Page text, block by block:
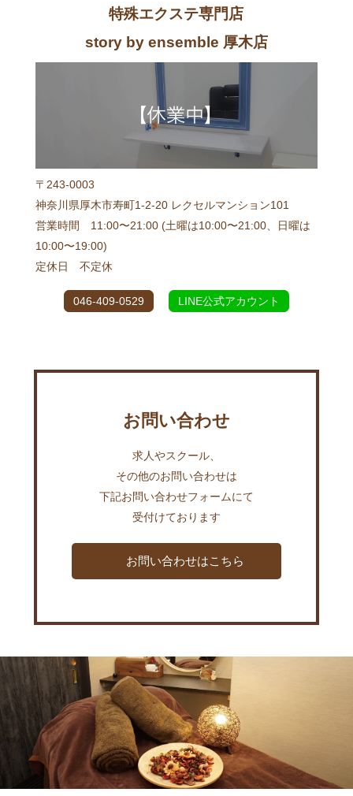
特殊エクステ専門店
story by ensemble 厚木店
〒243-0003
神奈川県厚木市寿町1-2-20 レクセルマンション101
営業時間 11:00〜21:00 (土曜は10:00〜21:00、日曜は
10:00〜19:00)
定休日 不定休
046-409-0529 LINE公式アカウント
お問い合わせ
求人やスクール、
その他のお問い合わせは
下記お問い合わせフォームにて
受付けております
お問い合わせはこちら